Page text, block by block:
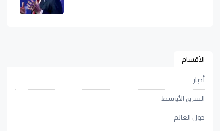
الأقسام
أخبار
الشرق الأوسط
حول العالم